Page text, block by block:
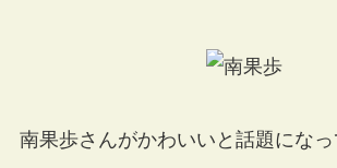
南果歩さんがかわいいと話題になっ